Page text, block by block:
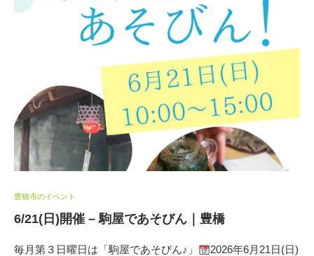
豊橋市のイベント
6/21(日)開催 – 駒屋であそびん｜豊橋
毎月第３日曜日は「駒屋であそびん♪」
2026年6月21日(日)